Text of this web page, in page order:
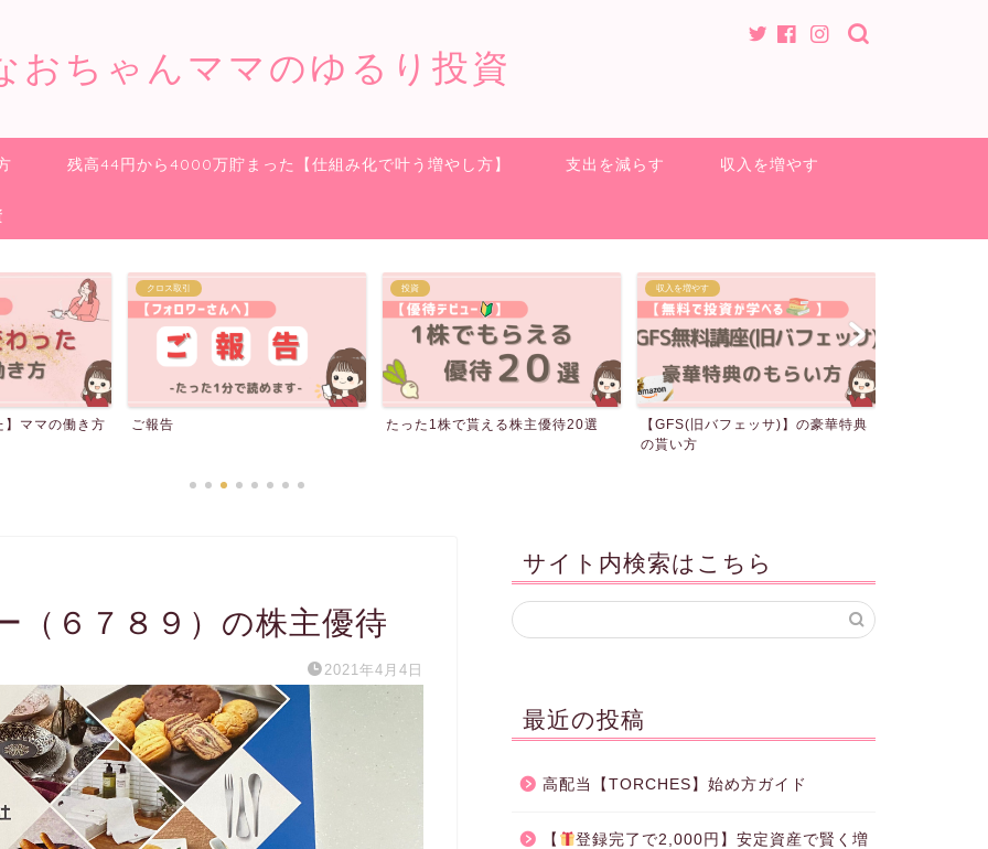
おちゃんママのゆるり投資
残高44円から4000万貯まった【仕組み化で叶う増やし方】 支出を減らす 収入を増やす
投資
たった1株で貰える株主優待20選
収入を増やす
【GFS(旧バフェッサ)】の豪華特典
ポイ活
電気代が無料になる裏技
（６７８９）の株主優待
2021年4月4日
サイト内検索はこちら
最近の投稿
高配当【TORCHES】始め方ガイド
【
登録完了で2,000円】安定資産で賢く増